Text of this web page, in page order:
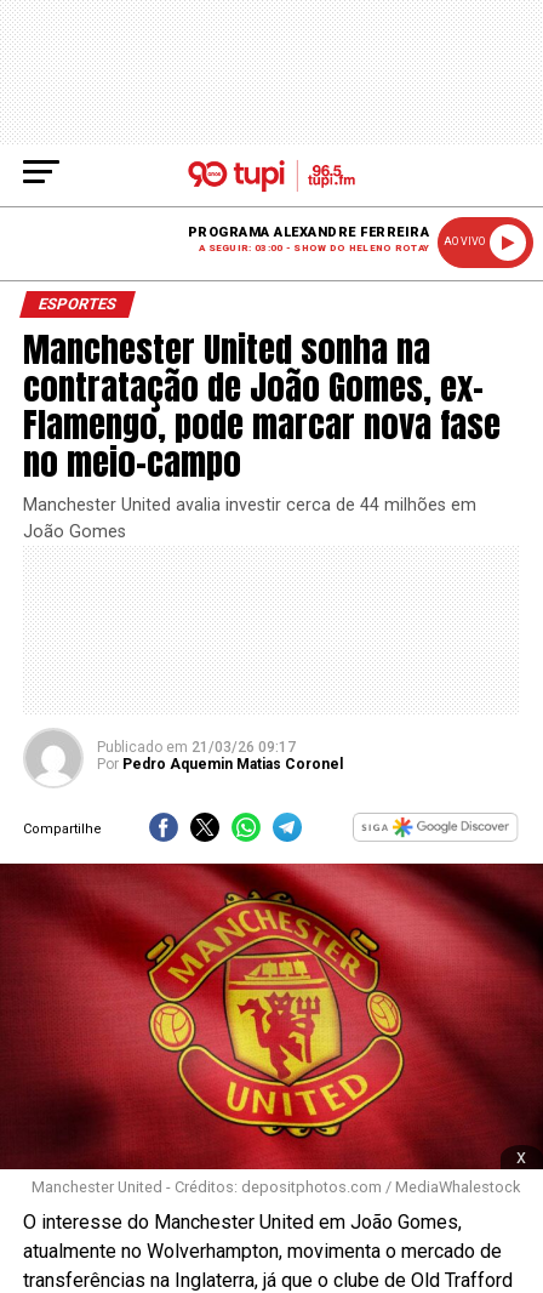
PROGRAMA ALEXANDRE FERREIRA
A SEGUIR: 03:00 - SHOW DO HELENO ROTAY
AO VIVO
ESPORTES
Manchester United sonha na
contratação de João Gomes, ex-
Flamengo, pode marcar nova fase
no meio-campo
Manchester United avalia investir cerca de 44 milhões em
João Gomes
Publicado em 21/03/26 09:17
Por Pedro Aquemin Matias Coronel
Compartilhe
x
Manchester United - Créditos: depositphotos.com / MediaWhalestock
O interesse do Manchester United em João Gomes,
atualmente no Wolverhampton, movimenta o mercado de
transferências na Inglaterra, já que o clube de Old Trafford